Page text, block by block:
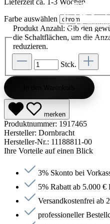
Farbe auswählen
Produkt Anzahl: Gib den
die Schaltflächen, um die
reduzieren.
Stck.
merken
Produktnummer: 1917465
Hersteller: Dornbracht
Hersteller-Nr.: 11188811-00
Ihre Vorteile auf einen Blick
3% Skonto bei
5% Rabatt ab 5.000 €
Versandkostenfrei ab
professioneller
Jetzt
Jetzt
Jetzt
Jetzt
Jetzt
Jetzt
Jetzt
Jetzt
Jetzt
Jetzt
Jetzt
Jetzt
Jetzt
Jetzt
Jetzt
Jetzt
Jetzt
Jetzt
Jetzt
Saunen